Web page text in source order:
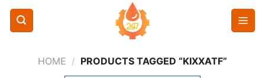
Chuyển
nội
HOME / PRODUCTS TAGGED “KIXXATF”